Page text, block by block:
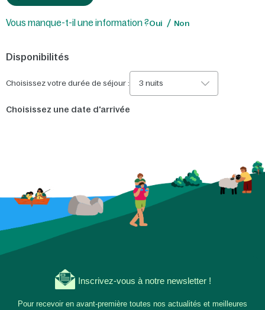
Vous manque-t-il une information ?Oui Non
Disponibilités
Choisissez votre durée de séjour : 3 nuits
Choisissez une date d'arrivée
Inscrivez-vous à notre newsletter !
Pour recevoir en avant-première toutes nos actualités et meilleures